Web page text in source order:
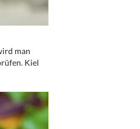
man
Kiel